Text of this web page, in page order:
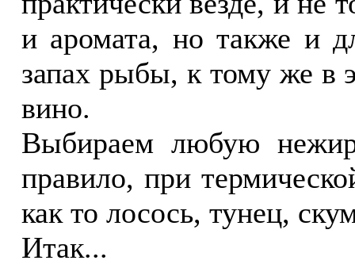
и аромата, но также и
запах рыбы, к тому же в
вино.
Выбираем любую
правило, при
как то лосось, тунец,
Итак...